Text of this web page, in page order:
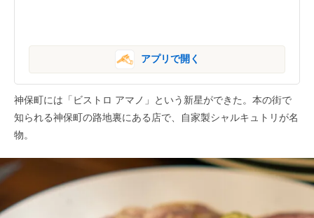
アプリで開く
神保町には「ビストロ アマノ」という新星ができた。本の街で
知られる神保町の路地裏にある店で、自家製シャルキュトリが名
物。